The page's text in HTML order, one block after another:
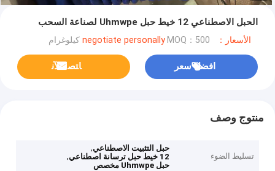
الحبل الاصطناعي 12 خيط حبل Uhmwpe لصناعة السحب
الأسعار：negotiate personally MOQ：500 كيلوغرام
افضل سعر ﺎﺘﺼﻟ ﺍﻶﻧ
منتوج وصف
تسليط الضوء
حبل التثبيت الاصطناعي,
12 خيط حبل ترسانة اصطناعي
,
حبل Uhmwpe مخصص